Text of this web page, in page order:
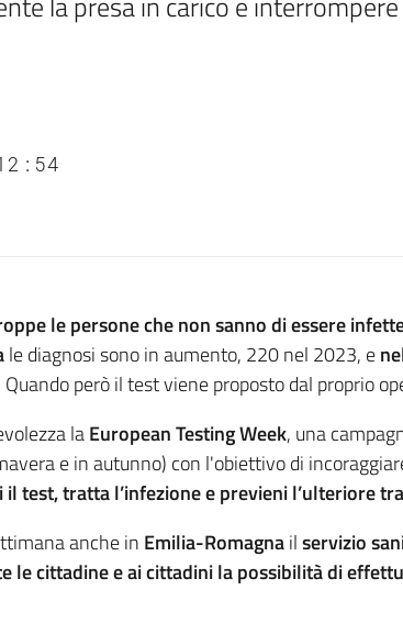
le persone che non sanno di essere
le diagnosi sono in aumento, 220 nel 2023, e
però il test viene proposto dal proprio
laEuropean Testing Week, una
e in autunno) con l'obiettivo di
il test, tratta l’infezione e previeni l’ulteriore
anche in Emilia-Romagnailservizio
le cittadine e ai cittadini la possibilità di